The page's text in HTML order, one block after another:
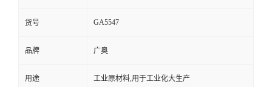
货号 GA5547
品牌 广奥
用途 工业原材料,用于工业化大生产